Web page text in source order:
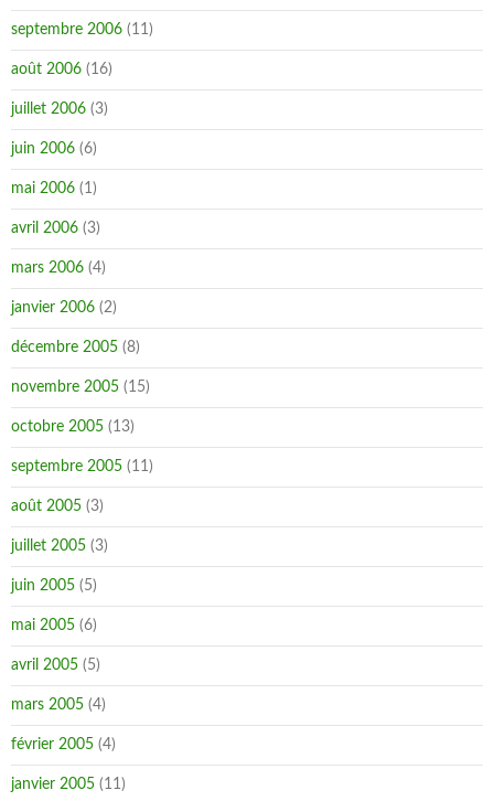
septembre 2006 (11)
août 2006 (16)
juillet 2006 (3)
juin 2006 (6)
mai 2006 (1)
avril 2006 (3)
mars 2006 (4)
janvier 2006 (2)
décembre 2005 (8)
novembre 2005 (15)
octobre 2005 (13)
septembre 2005 (11)
août 2005 (3)
juillet 2005 (3)
juin 2005 (5)
mai 2005 (6)
avril 2005 (5)
mars 2005 (4)
février 2005 (4)
janvier 2005 (11)